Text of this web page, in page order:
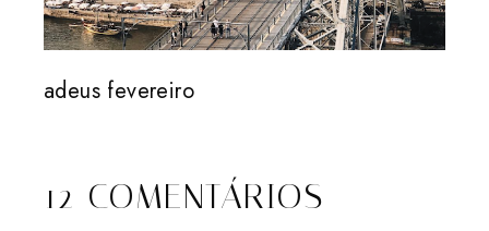
adeus fevereiro
12 COMENTÁRIOS